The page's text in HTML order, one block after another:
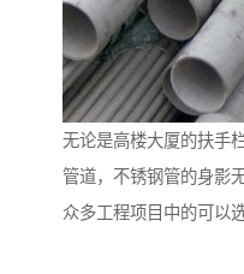
无论是高楼大厦的扶手
管道，不锈钢管的身影
众多工程项目中的可以